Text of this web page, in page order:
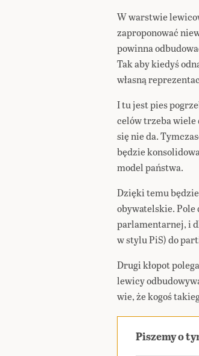
W warstwie
zaproponować
powinna
Tak aby kiedyś
własną
I tu jest pies
celów trzeba wiele
się nie da.
będzie
model państwa.
Dzięki temu
obywatelskie. Pole
parlamentarnej, i
w stylu PiS) do
Drugi kłopot
lewicy
wie, że kogoś
Piszemy o